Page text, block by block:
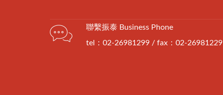
聯繫振泰 Business Phone
tel：02-26981299 / fax：02-26981229